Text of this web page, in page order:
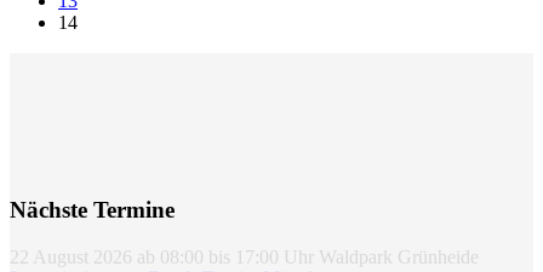
14
Nächste Termine
22 August 2026 ab 08:00 bis 17:00 Uhr Waldpark Grünheide